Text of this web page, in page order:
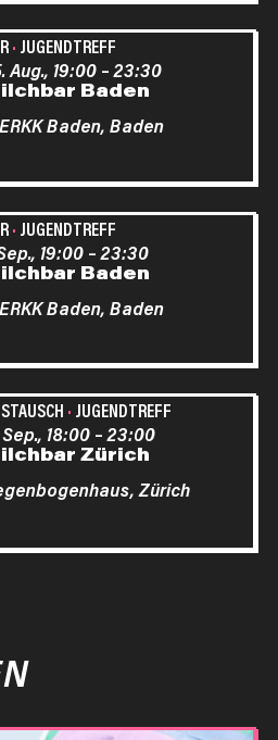
· JUGENDTREFF
Baden
Aug., 19:00–23:30
Baden, Baden
· JUGENDTREFF
Baden
19:00–23:30
Baden, Baden
· JUGENDTREFF
Zürich
18:00–23:00
Zürich